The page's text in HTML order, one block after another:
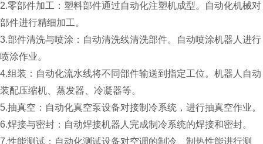
2.零部件加工： 塑料部件通过自动化注塑机成型。自动化机械对
部件进行精细加工。
3.部件清洗与喷涂： 自动清洗线清洗部件。自动喷涂机器人进行
喷涂作业。
4.组装： 自动化流水线将不同部件输送到指定工位。机器人自动
装配压缩机、蒸发器、冷凝器等。
5.抽真空： 自动化真空泵设备对接制冷系统，进行抽真空作业。
6.焊接与密封： 自动焊接机器人完成制冷系统的焊接和密封。
7.性能测试： 自动化测试设备对空调的制冷、制热性能进行测